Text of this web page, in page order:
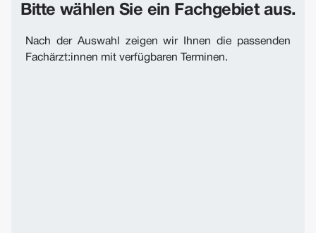
Bitte wählen Sie ein Fachgebiet aus.
Nach der Auswahl zeigen wir Ihnen die passenden
Fachärzt:innen mit verfügbaren Terminen.